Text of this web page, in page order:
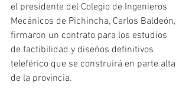
el presidente del Colegio de Ingenieros
Mecánicos de Pichincha, Carlos Baldeón,
firmaron un contrato para los estudios
de factibilidad y diseños definitivos
teleférico que se construirá en parte alta
de la provincia.